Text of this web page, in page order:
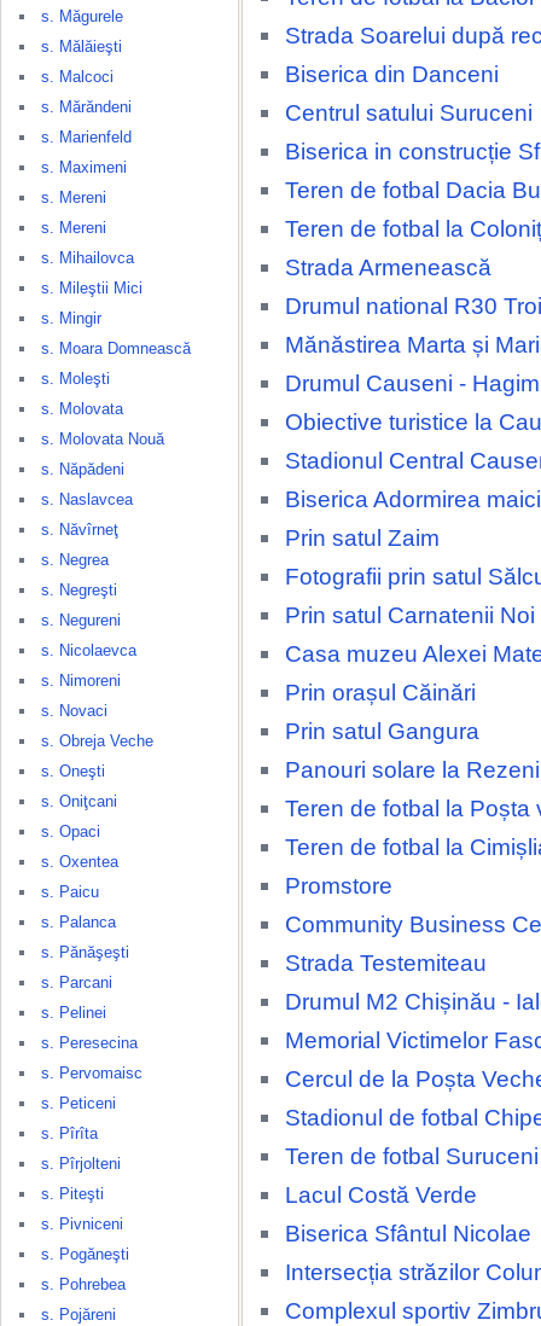
s. Măgurele
s. Mălăieşti
s. Malcoci
s. Mărăndeni
s. Marienfeld
s. Maximeni
s. Mereni
s. Mereni
s. Mihailovca
s. Mileştii Mici
s. Mingir
s. Moara Domnească
s. Moleşti
s. Molovata
s. Molovata Nouă
s. Năpădeni
s. Naslavcea
s. Năvîrneţ
s. Negrea
s. Negreşti
s. Negureni
s. Nicolaevca
s. Nimoreni
s. Novaci
s. Obreja Veche
s. Oneşti
s. Oniţcani
s. Opaci
s. Oxentea
s. Paicu
s. Palanca
s. Pănăşeşti
s. Parcani
s. Pelinei
s. Peresecina
s. Pervomaisc
s. Peticeni
s. Pîrîta
s. Pîrjolteni
s. Piteşti
s. Pivniceni
s. Pogăneşti
s. Pohrebea
s. Pojăreni
Strada Soarelui după
Biserica din Danceni
Centrul satului Suruceni
Biserica in construcție
Teren de fotbal Dacia
Teren de fotbal la
Strada Armenească
Drumul national R30
Mănăstirea Marta și
Drumul Causeni -
Obiective turistice la
Stadionul Central
Biserica Adormirea
Prin satul Zaim
Fotografii prin satul
Prin satul Carnatenii Noi
Casa muzeu Alexei
Prin orașul Căinări
Prin satul Gangura
Panouri solare la Rezeni
Teren de fotbal la Poșta
Teren de fotbal la
Promstore
Community Business
Strada Testemiteau
Drumul M2 Chișinău -
Memorial Victimelor
Cercul de la Poșta
Stadionul de fotbal
Teren de fotbal Suruceni
Lacul Costă Verde
Biserica Sfântul Nicolae
Intersecția străzilor
Complexul sportiv